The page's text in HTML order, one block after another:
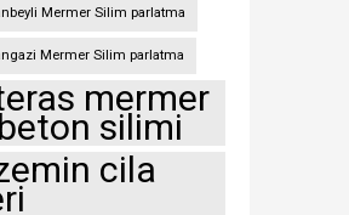
Mermer Silim parlatma
Mermer Silim parlatma
mermer
silimi
cila